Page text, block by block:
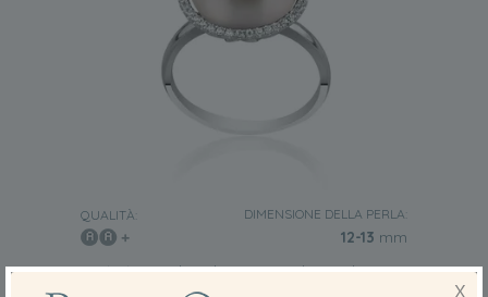
QUALITÀ: DIMENSIONE DELLA PERLA:
12-13 mm
12-13mm di Perle Acqua Dolce - Edison
Anello en Yanaka Bianco
X